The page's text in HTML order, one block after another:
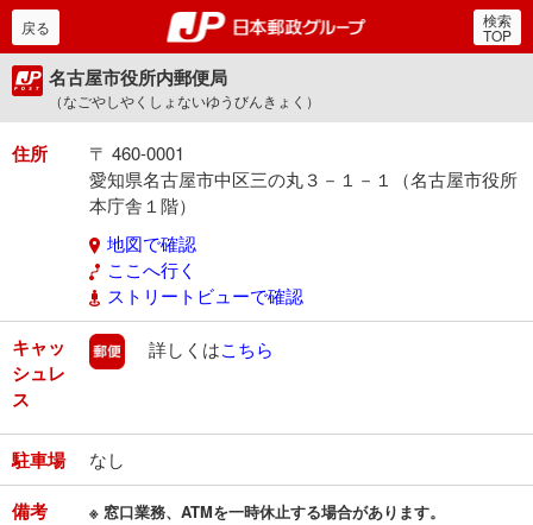
郵便局・日本郵政グルー
戻る 検索
TOP
名古屋市役所内郵便局
（なごやしやくしょないゆうびんきょく）
住所
〒 460-0001
愛知県名古屋市中区三の丸３－１－１（名古屋市役所
本庁舎１階）
地図で確認
ここへ行く
ストリートビューで確認
キャッ
シュレ
ス
郵便
詳しくはこちら
駐車場 なし
備考 ※ 窓口業務、ATMを一時休止する場合があります。